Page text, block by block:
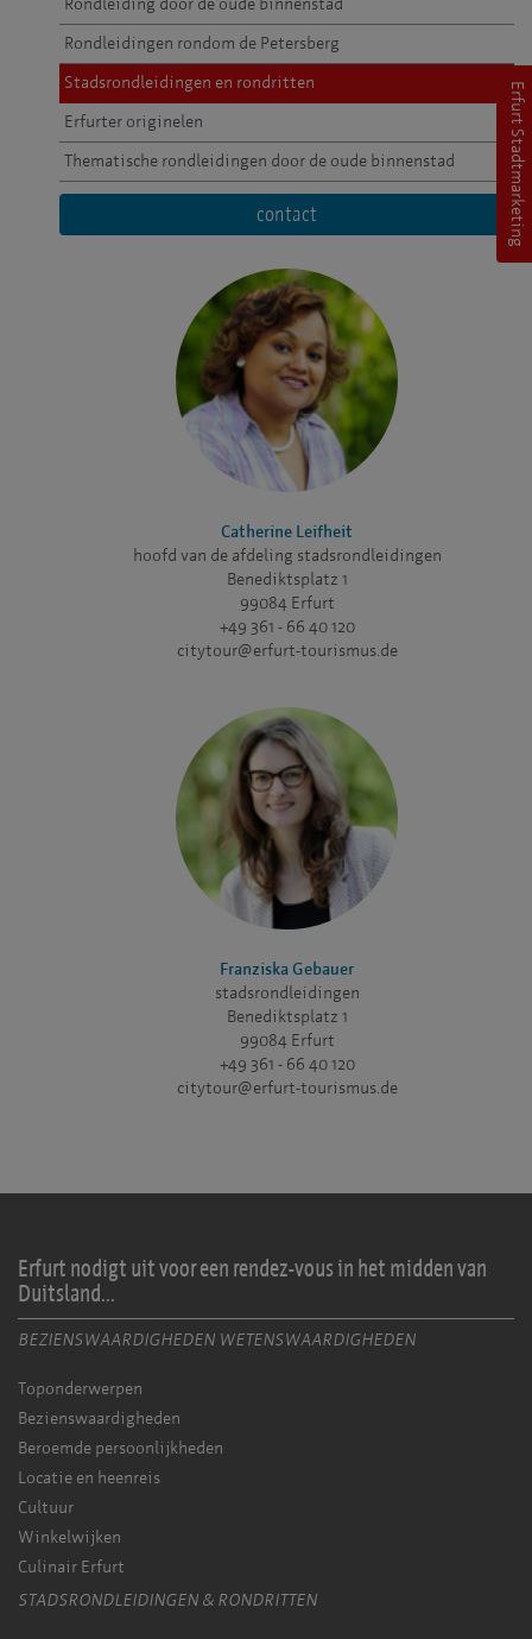
Rondleiding door de oude binnenstad
Rondleidingen rondom de Petersberg
Stadsrondleidingen en rondritten
Erfurter originelen
Thematische rondleidingen door de oude binnenstad
contact
Catherine Leifheit
hoofd van de afdeling stadsrondleidingen
Benediktsplatz 1
99084 Erfurt
+49 361 - 66 40 120
citytour@erfurt-tourismus.de
Franziska Gebauer
stadsrondleidingen
Benediktsplatz 1
99084 Erfurt
+49 361 - 66 40 120
citytour@erfurt-tourismus.de
Erfurt nodigt uit voor een rendez-vous in het midden van
Duitsland...
BEZIENSWAARDIGHEDEN WETENSWAARDIGHEDEN
Toponderwerpen
Bezienswaardigheden
Beroemde persoonlijkheden
Locatie en heenreis
Cultuur
Winkelwijken
Culinair Erfurt
STADSRONDLEIDINGEN & RONDRITTEN
Erfurt Stadtmarketing